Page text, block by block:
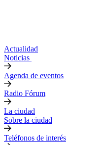
Actualidad
Noticias
Agenda de eventos
Radio Fórum
La ciudad
Sobre la ciudad
Teléfonos de interés